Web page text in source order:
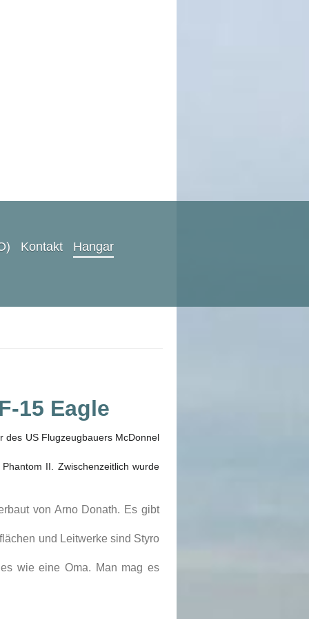
Kontakt Hangar
15 Eagle
des US Flugzeugbauers McDonnel
II. Zwischenzeitlich wurde
von Arno Donath. Es gibt
und Leitwerke sind Styro
wie eine Oma. Man mag es